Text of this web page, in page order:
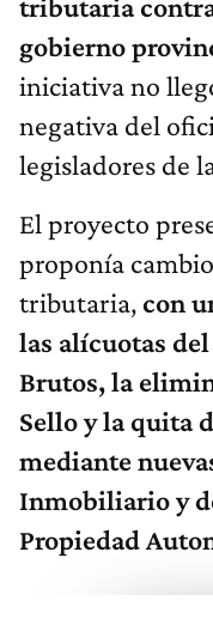
tributaria
gobierno
iniciativa no
negativa del
legisladores de
El proyecto
proponía
tributaria,con
las alícuotas
Brutos, la
Sello y la quita
mediante
Inmobiliario y
Propiedad